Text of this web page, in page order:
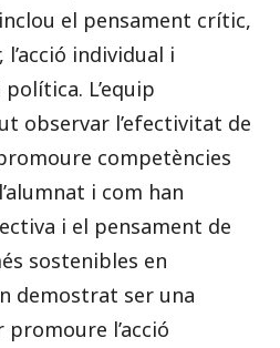
el pensament crític,
individual i
política. L’equip
observar l’efectivitat de
competències
i com han
i el pensament de
sostenibles en
demostrat ser una
l’acció